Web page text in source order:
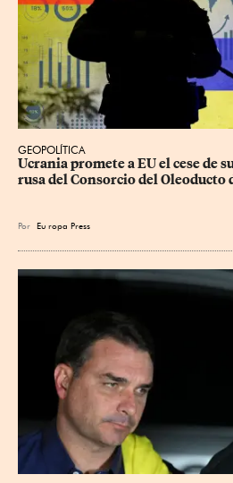
GEOPOLÍTICA
Ucrania promete a EU el cese de
rusa del Consorcio del Oleoducto
Por Eu ropa Press